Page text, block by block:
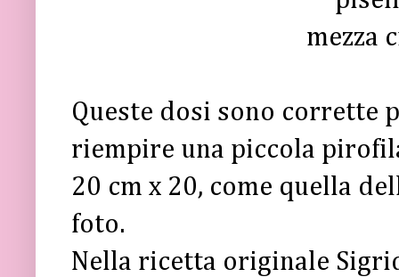
mezza
Queste dosi sono corrette
riempire una piccola
20 cm x 20, come quella
foto.
Nella ricetta originale